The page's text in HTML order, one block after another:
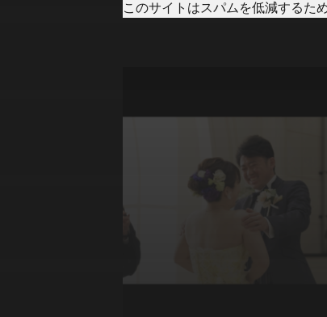
このサイトはスパムを低減するた